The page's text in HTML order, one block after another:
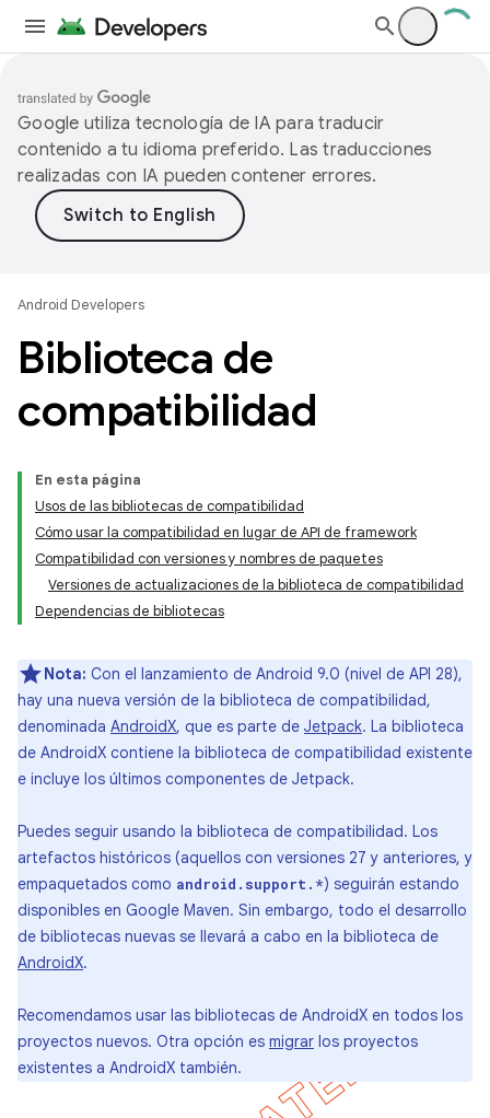
Google utiliza tecnología de IA para traducir
contenido a tu idioma preferido. Las traducciones
realizadas con IA pueden contener errores.
Android Developers
Biblioteca de
compatibilidad
En esta página
Usos de las bibliotecas de compatibilidad
Cómo usar la compatibilidad en lugar de API de framework
Compatibilidad con versiones y nombres de paquetes
Versiones de actualizaciones de la biblioteca de compatibilidad
Dependencias de bibliotecas
Nota: Con el lanzamiento de Android 9.0 (nivel de API 28),
hay una nueva versión de la biblioteca de compatibilidad,
denominada AndroidX, que es parte de Jetpack. La biblioteca
de AndroidX contiene la biblioteca de compatibilidad existente
e incluye los últimos componentes de Jetpack.
Puedes seguir usando la biblioteca de compatibilidad. Los
artefactos históricos (aquellos con versiones 27 y anteriores, y
empaquetados como android.support.*) seguirán estando
disponibles en Google Maven. Sin embargo, todo el desarrollo
de bibliotecas nuevas se llevará a cabo en la biblioteca de
AndroidX.
Recomendamos usar las bibliotecas de AndroidX en todos los
proyectos nuevos. Otra opción es migrar los proyectos
existentes a AndroidX también.